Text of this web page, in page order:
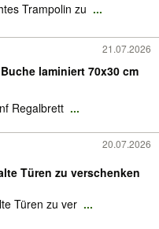
Trampolin zu ...
21.07.2026
laminiert 70x30 cm
Regalbrett ...
20.07.2026
Türen zu verschenken
Türen zu ver ...